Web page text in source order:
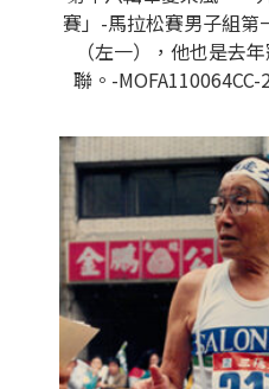
賽」-馬拉松賽男子組第
（左一），他也是去
聯。-